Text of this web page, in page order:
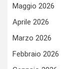
Maggio 2026
Aprile 2026
Marzo 2026
Febbraio 2026